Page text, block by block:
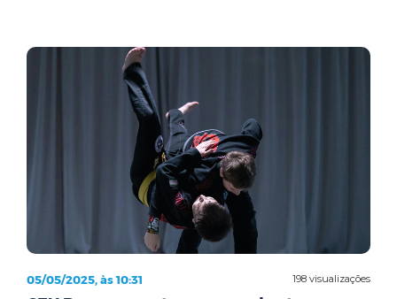
198 visualizações
05/05/2025, às 10:31